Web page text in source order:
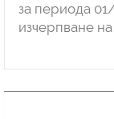
за периода
изчерпване